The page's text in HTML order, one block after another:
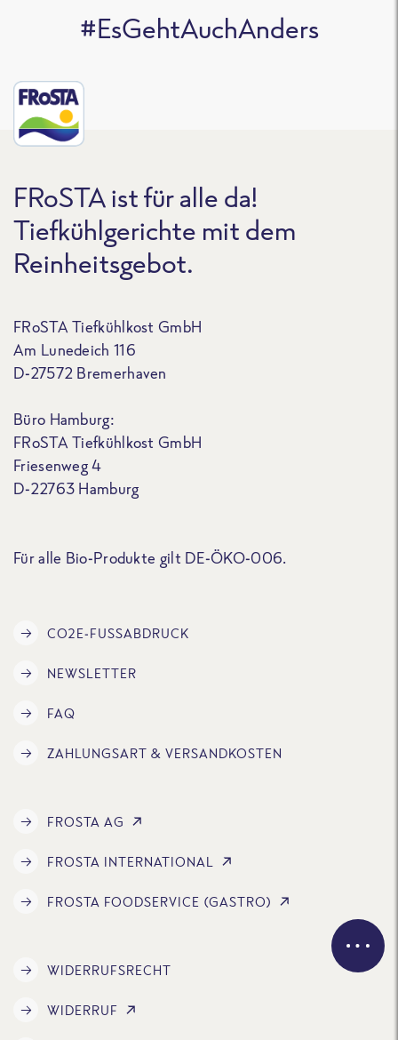
#EsGehtAuchAnders
FRoSTA ist für alle da!
Tiefkühlgerichte mit dem
Reinheitsgebot.
FRoSTA Tiefkühlkost GmbH
Am Lunedeich 116
D-27572 Bremerhaven
Büro Hamburg:
FRoSTA Tiefkühlkost GmbH
Friesenweg 4
D-22763 Hamburg
Für alle Bio-Produkte gilt DE-ÖKO-006.
CO2E-FUSSABDRUCK
NEWSLETTER
FAQ
ZAHLUNGSART & VERSANDKOSTEN
FROSTA AG
FROSTA INTERNATIONAL
FROSTA FOODSERVICE (GASTRO)
WIDERRUFSRECHT
WIDERRUF